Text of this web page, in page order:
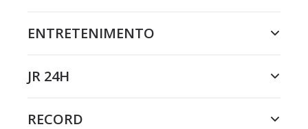
ENTRETENIMENTO
JR 24H
RECORD